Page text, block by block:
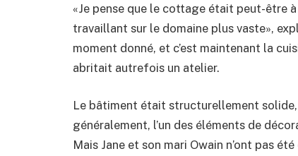
«Je pense que le cottage était peut-être
travaillant sur le domaine plus vaste»,
moment donné, et c’est maintenant la
abritait autrefois un atelier.
Le bâtiment était structurellement solide,
généralement, l’un des éléments de
Mais Jane et son mari Owain n’ont pas